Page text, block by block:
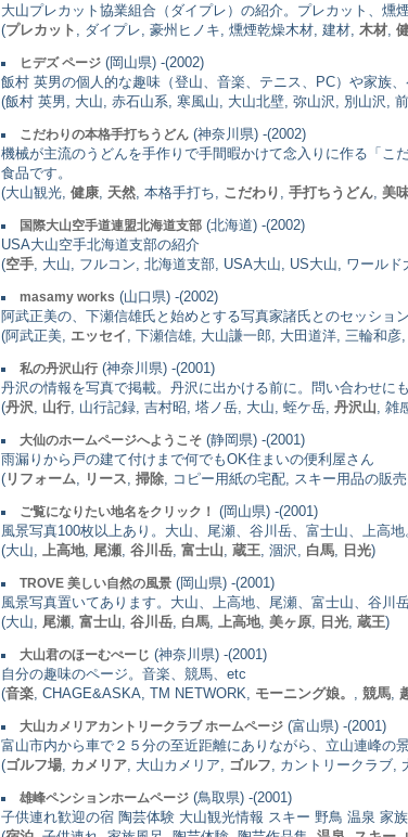
大山プレカット協業組合（ダイプレ）の紹介。プレカット、燻
(プレカット , ダイプレ, 豪州ヒノキ, 燻煙乾燥木材, 建材, 木材
ヒデズ ページ (岡山県) -(2002)
飯村 英男の個人的な趣味（登山、音楽、テニス、PC）や家族、
(飯村 英男, 大山, 赤石山系, 寒風山, 大山北壁, 弥山沢, 別山沢,
こだわりの本格手打ちうどん (神奈川県) -(2002)
機械が主流のうどんを手作りで手間暇かけて念入りに作る「
食品です。
(大山観光, 健康 天然 , 本格手打ち, こだわり 手打ちうどん 美
国際大山空手道連盟北海道支部 (北海道) -(2002)
USA大山空手北海道支部の紹介
(空手 , 大山, フルコン, 北海道支部, USA大山, US大山, ワール
masamy works (山口県) -(2002)
阿武正美の、下瀬信雄氏と始めとする写真家諸氏とのセッショ
(阿武正美, エッセイ , 下瀬信雄, 大山謙一郎, 大田道洋, 三輪和彦,
私の丹沢山行 (神奈川県) -(2001)
丹沢の情報を写真で掲載。丹沢に出かける前に。問い合わせに
(丹沢 山行 , 山行記録, 吉村昭, 塔ノ岳, 大山, 蛭ケ岳, 丹沢山 , 雑
大仙のホームページへようこそ (静岡県) -(2001)
雨漏りから戸の建て付けまで何でもOK住まいの便利屋さん
( リフォーム リース 掃除 , コピー用紙の宅配, スキー用品の販
ご覧になりたい地名をクリック！
(岡山県) -(2001)
風景写真100枚以上あり。大山、尾瀬、谷川岳、富士山、上高
(大山,
上高地, 尾瀬 谷川岳 富士山 蔵王 , 涸沢, 白馬 日光)
TROVE 美しい自然の風景 (岡山県) -(2001)
風景写真置いてあります。大山、上高地、尾瀬、富士山、谷川
(大山, 尾瀬 富士山 谷川岳 白馬 上高地, 美ヶ原 日光 蔵王)
大山君のほーむぺーじ (神奈川県) -(2001)
自分の趣味のページ。音楽、競馬、etc
(音楽 , CHAGE&ASKA, TM NETWORK, モーニング娘。 競馬
大山カメリアカントリークラブ ホームページ (富山県) -(2001)
富山市内から車で２５分の至近距離にありながら、立山連峰の
(ゴルフ場 カメリア , 大山カメリア, ゴルフ , カントリークラブ,
雄峰ペンションホームページ (鳥取県) -(2001)
子供連れ歓迎の宿 陶芸体験 大山観光情報 スキー 野鳥 温泉 家